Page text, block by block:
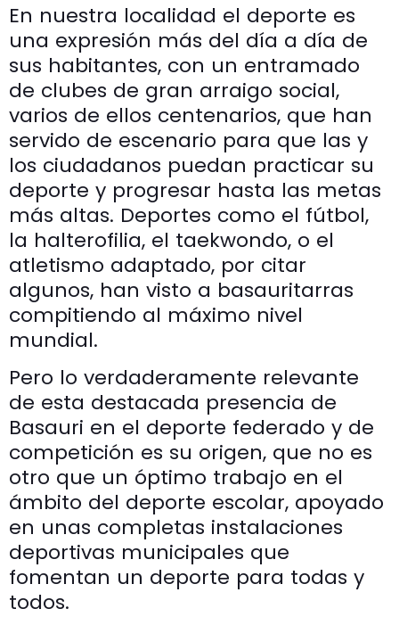
En nuestra localidad el deporte es
una expresión más del día a día de
sus habitantes, con un entramado
de clubes de gran arraigo social,
varios de ellos centenarios, que han
servido de escenario para que las y
los ciudadanos puedan practicar su
deporte y progresar hasta las metas
más altas. Deportes como el fútbol,
la halterofilia, el taekwondo, o el
atletismo adaptado, por citar
algunos, han visto a basauritarras
compitiendo al máximo nivel
mundial.
Pero lo verdaderamente relevante
de esta destacada presencia de
Basauri en el deporte federado y de
competición es su origen, que no es
otro que un óptimo trabajo en el
ámbito del deporte escolar, apoyado
en unas completas instalaciones
deportivas municipales que
fomentan un deporte para todas y
todos.